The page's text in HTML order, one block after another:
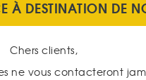
À DESTINATION DE
Chers clients,
ne vous contacteront